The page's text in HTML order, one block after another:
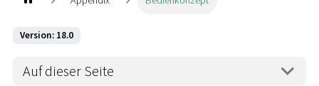
Version: 18.0
Auf dieser Seite